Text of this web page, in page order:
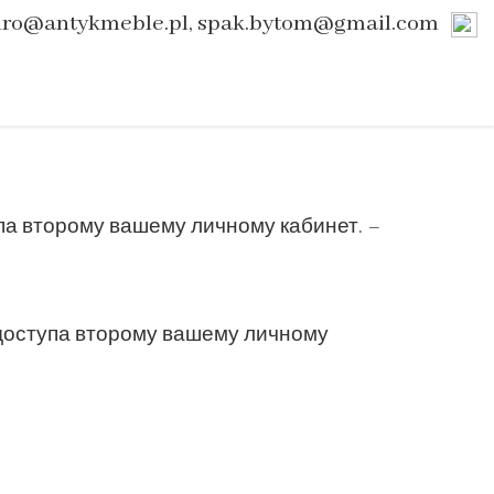
spak.bytom@gmail.com
второму вашему личному кабинет. –
второму вашему личному